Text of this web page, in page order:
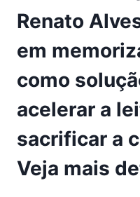
Renato
em
como
acelerar a
sacrificar a
Veja mais